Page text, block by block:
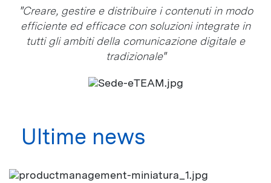
"Creare, gestire e distribuire i contenuti in modo
efficiente ed efficace con soluzioni integrate in
tutti gli ambiti della comunicazione digitale e
tradizionale"
Ultime news